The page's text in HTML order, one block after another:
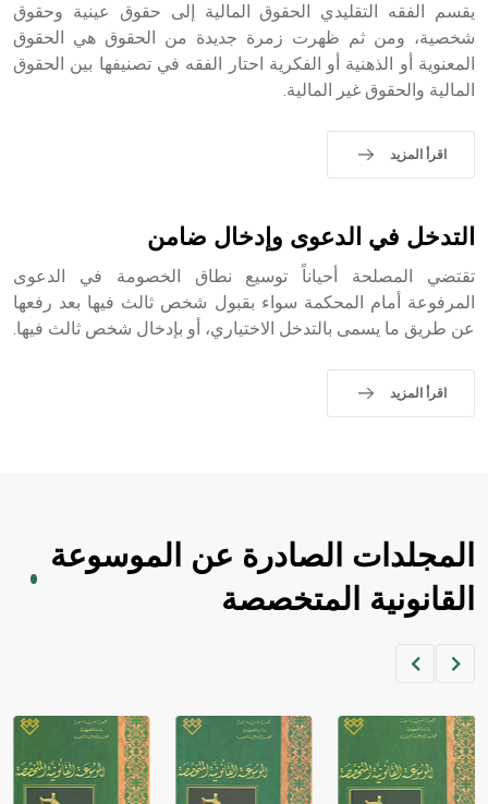
- هل تعلم أن أبجر Abgar اسم معروف جيداً يعود إلى عدد من
الملوك الذين حكموا مدينة إديسا (الرها) من أبجر الأول وحتى
sign تكتب منفصلة غير متصلة، وتعتمد المبدأ الأكوروفوني،
حيث تقتصر القيمة الصوتية للعلامة الك
يقسم الفقه التقليدي الحقوق المالية إلى حقوق عينية وحقوق
شخصية، ومن ثم ظهرت زمرة جديدة من الحقوق هي الحقوق
المعنوية أو الذهنية أو الفكرية احتار الفقه في تصنيفها بين الحقوق
المالية والحقوق غير المالية.
اقرأ المزيد
التدخل في الدعوى وإدخال ضامن
تقتضي المصلحة أحياناً توسيع نطاق الخصومة في الدعوى
المرفوعة أمام المحكمة سواء بقبول شخص ثالث فيها بعد رفعها
عن طريق ما يسمى بالتدخل الاختياري، أو بإدخال شخص ثالث فيها.
اقرأ المزيد
المجلدات الصادرة عن الموسوعة
القانونية المتخصصة